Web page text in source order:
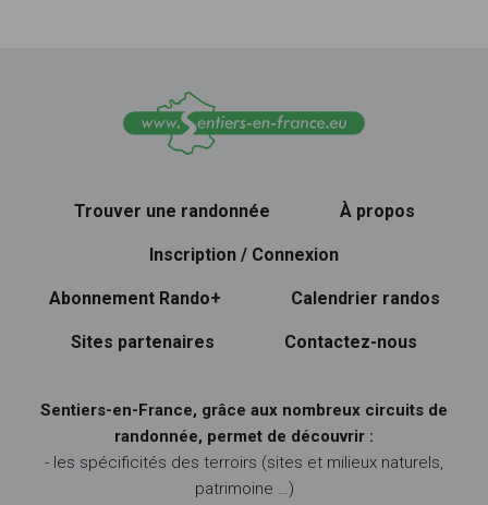
Trouver une randonnée À propos
Inscription / Connexion
Abonnement Rando+ Calendrier randos
Sites partenaires Contactez-nous
Sentiers-en-France, grâce aux nombreux circuits de
randonnée, permet de découvrir :
- les spécificités des terroirs (sites et milieux naturels,
patrimoine …)